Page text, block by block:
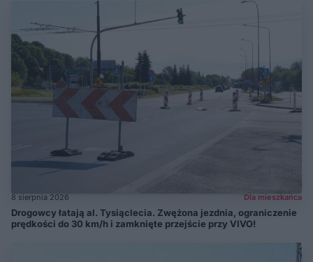
8 sierpnia 2026 Dla mieszkańca
Drogowcy łatają al. Tysiąclecia. Zwężona jezdnia, ograniczenie
prędkości do 30 km/h i zamknięte przejście przy VIVO!